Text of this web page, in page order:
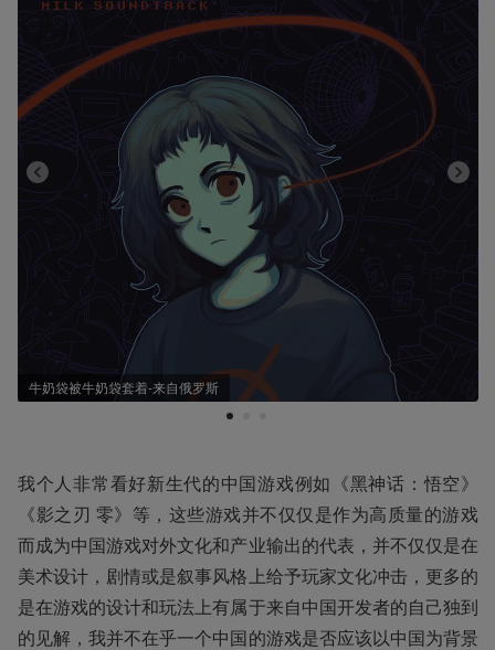
牛奶袋被牛奶袋套着-来自俄罗斯
1
我个人非常看好新生代的中国游戏例如《黑神话：悟空》
《影之刃 零》等，这些游戏并不仅仅是作为高质量的游戏
而成为中国游戏对外文化和产业输出的代表，并不仅仅是在
美术设计，剧情或是叙事风格上给予玩家文化冲击，更多的
是在游戏的设计和玩法上有属于来自中国开发者的自己独到
的见解，我并不在乎一个中国的游戏是否应该以中国为背景